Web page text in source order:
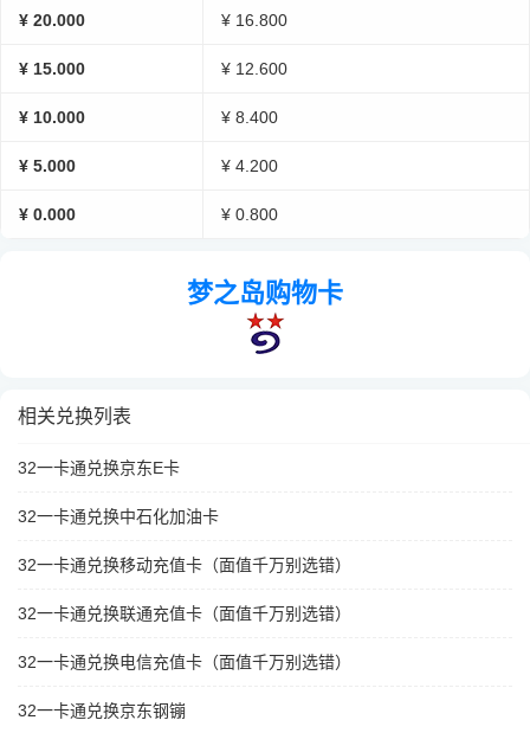
¥ 20.000 ¥ 16.800
¥ 15.000 ¥ 12.600
¥ 10.000 ¥ 8.400
¥ 5.000 ¥ 4.200
¥ 0.000 ¥ 0.800
梦之岛购物卡
相关兑换列表
32一卡通兑换京东E卡
32一卡通兑换中石化加油卡
32一卡通兑换移动充值卡（面值千万别选错）
32一卡通兑换联通充值卡（面值千万别选错）
32一卡通兑换电信充值卡（面值千万别选错）
32一卡通兑换京东钢镚